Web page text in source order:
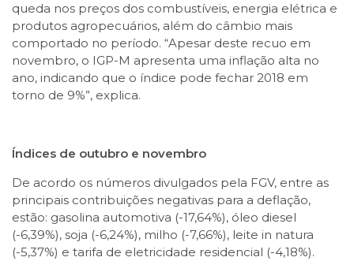
queda nos preços dos combustíveis, energia elétrica e
produtos agropecuários, além do câmbio mais
comportado no período. “Apesar deste recuo em
novembro, o IGP-M apresenta uma inflação alta no
ano, indicando que o índice pode fechar 2018 em
torno de 9%”, explica.
Índices de outubro e novembro
De acordo os números divulgados pela FGV, entre as
principais contribuições negativas para a deflação,
estão: gasolina automotiva (-17,64%), óleo diesel
(-6,39%), soja (-6,24%), milho (-7,66%), leite in natura
(-5,37%) e tarifa de eletricidade residencial (-4,18%).